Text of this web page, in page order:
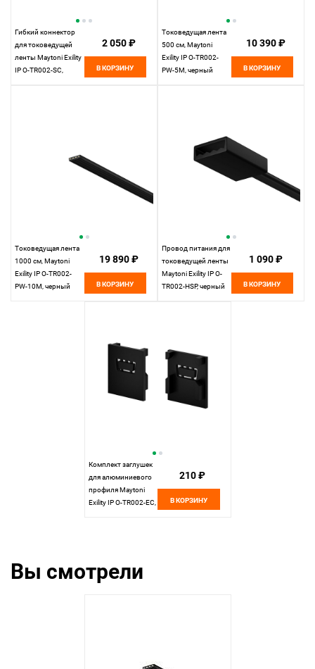
Гибкий коннектор
для токоведущей
ленты Maytoni Exility
IP O-TR002-SC,
2 050 ₽
В КОРЗИНУ
Токоведущая лента
500 см, Maytoni
Exility IP O-TR002-
PW-5M, черный
10 390 ₽
В КОРЗИНУ
Токоведущая лента
1000 см, Maytoni
Exility IP O-TR002-
PW-10M, черный
19 890 ₽
В КОРЗИНУ
Провод питания для
токоведущей ленты
Maytoni Exility IP O-
TR002-HSP, черный
1 090 ₽
В КОРЗИНУ
Комплект заглушек
для алюминиевого
профиля Maytoni
Exility IP O-TR002-EC,
210 ₽
В КОРЗИНУ
Вы смотрели